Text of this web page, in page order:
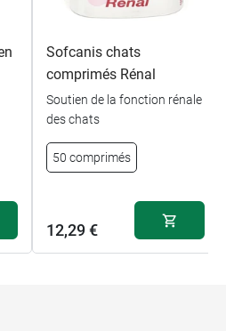
Chien et Chat.
Sofcanis chats
comprimés Rénal
Soutien de la fonction rénale
des chats
50 comprimés
12,29 €